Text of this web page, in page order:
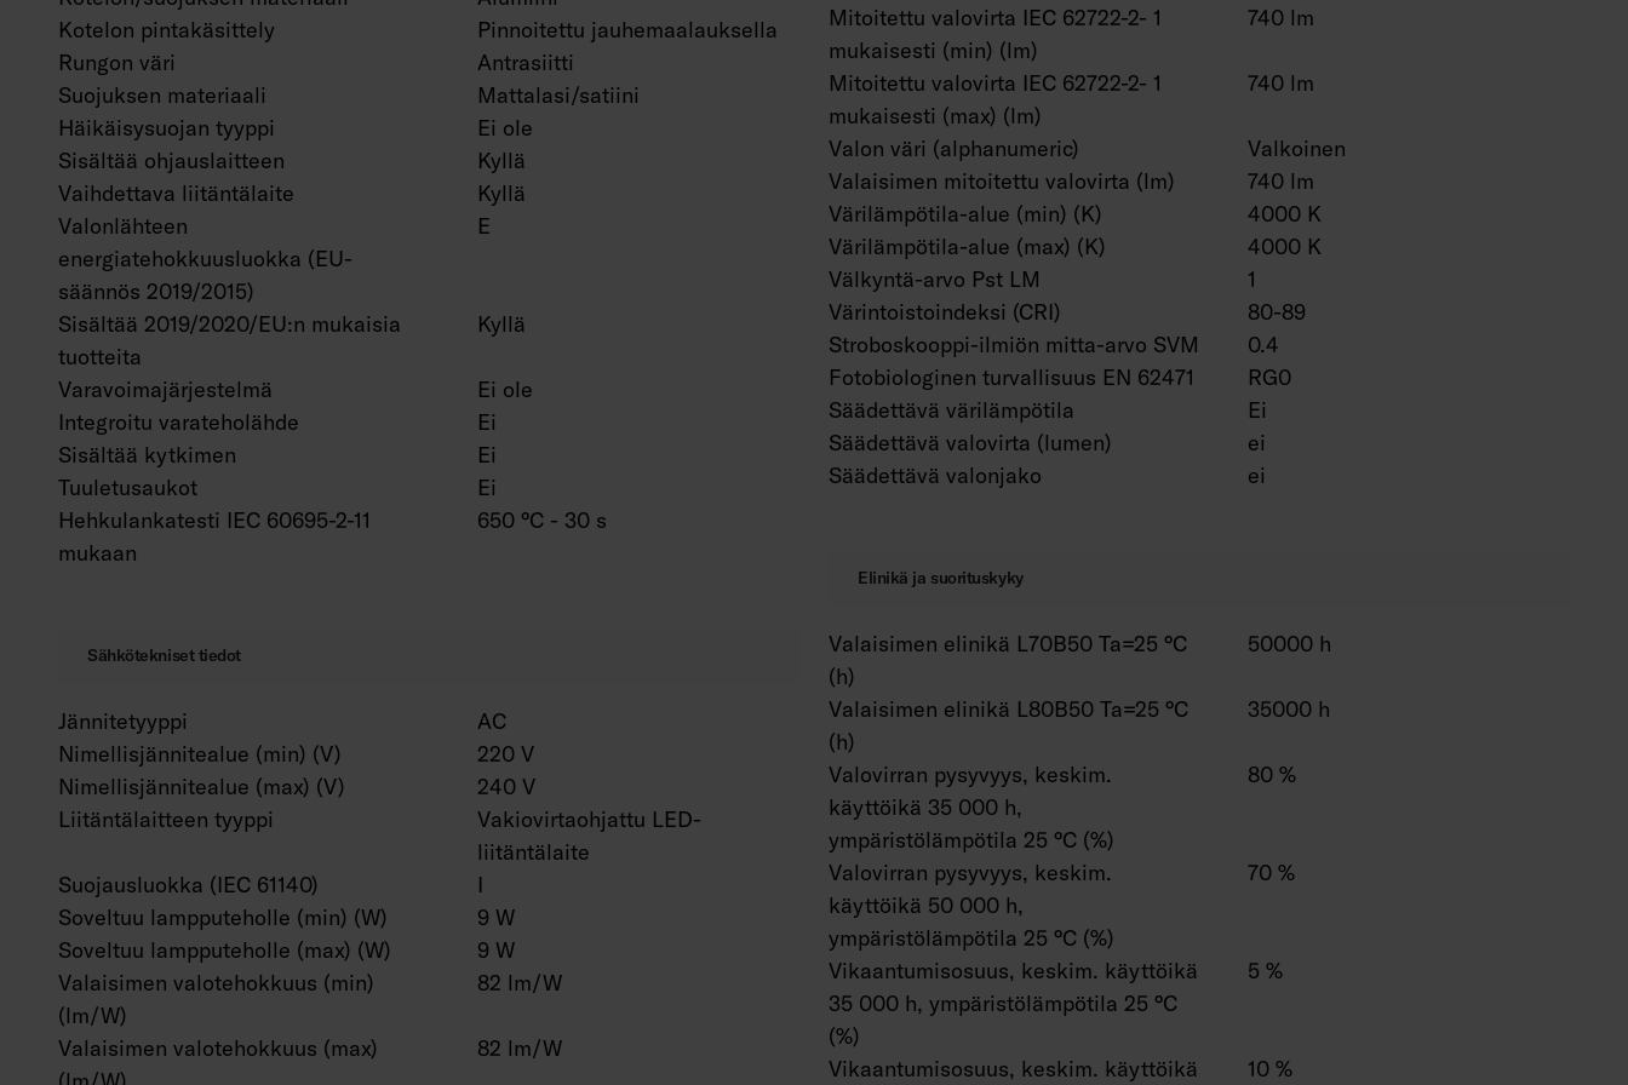
Kotelon pintakäsittely
Pinnoitettu jauhemaalauksella
Rungon väri
Antrasiitti
Suojuksen materiaali
Mattalasi/satiini
Häikäisysuojan tyyppi
Ei ole
Sisältää ohjauslaitteen
Kyllä
Vaihdettava liitäntälaite
Kyllä
Valonlähteen
energiatehokkuusluokka (EU-
säännös 2019/2015)
E
Sisältää 2019/2020/EU:n mukaisia
tuotteita
Kyllä
Varavoimajärjestelmä
Ei ole
Integroitu varateholähde
Ei
Sisältää kytkimen
Ei
Tuuletusaukot
Ei
Hehkulankatesti IEC 60695-2-11
mukaan
650 °C - 30 s
Sähkötekniset tiedot
Jännitetyyppi
AC
Nimellisjännitealue (min) (V)
220 V
Nimellisjännitealue (max) (V)
240 V
Liitäntälaitteen tyyppi
Vakiovirtaohjattu LED-
liitäntälaite
Suojausluokka (IEC 61140)
I
Soveltuu lampputeholle (min) (W)
9 W
Soveltuu lampputeholle (max) (W)
9 W
Valaisimen valotehokkuus (min)
(lm/W)
82 lm/W
Valaisimen valotehokkuus (max)
82 lm/W
Mitoitettu valovirta IEC 62722-2- 1
mukaisesti (min) (lm)
740 lm
Mitoitettu valovirta IEC 62722-2- 1
mukaisesti (max) (lm)
740 lm
Valon väri (alphanumeric)
Valkoinen
Valaisimen mitoitettu valovirta (lm)
740 lm
Värilämpötila-alue (min) (K)
4000 K
Värilämpötila-alue (max) (K)
4000 K
Välkyntä-arvo Pst LM
1
Värintoistoindeksi (CRI)
80-89
Stroboskooppi-ilmiön mitta-arvo SVM
0.4
Fotobiologinen turvallisuus EN 62471
RG0
Säädettävä värilämpötila
Ei
Säädettävä valovirta (lumen)
ei
Säädettävä valonjako
ei
Elinikä ja suorituskyky
Valaisimen elinikä L70B50 Ta=25 °C
(h)
50000 h
Valaisimen elinikä L80B50 Ta=25 °C
(h)
35000 h
Valovirran pysyvyys, keskim.
käyttöikä 35 000 h,
ympäristölämpötila 25 °C (%)
80 %
Valovirran pysyvyys, keskim.
käyttöikä 50 000 h,
ympäristölämpötila 25 °C (%)
70 %
Vikaantumisosuus, keskim. käyttöikä
35 000 h, ympäristölämpötila 25 °C
(%)
5 %
Vikaantumisosuus, keskim. käyttöikä 10 %